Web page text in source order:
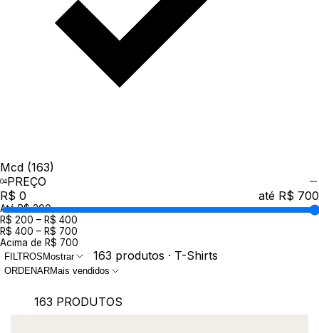
Mcd (163)
PREÇO
R$ 0
até R$ 700
Até R$ 200
R$ 200 – R$ 400
R$ 400 – R$ 700
Acima de R$ 700
FILTROS Mostrar 163 produtos · T-Shirts
ORDENARMais vendidos
163 PRODUTOS